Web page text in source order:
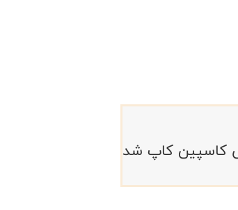
کاسپین کاپ شد